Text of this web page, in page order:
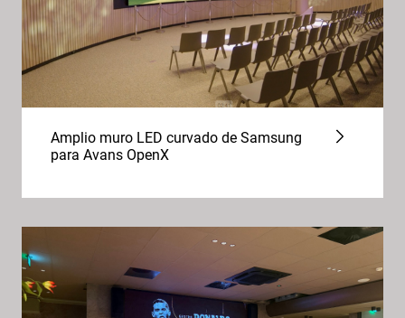
Amplio muro LED curvado de Samsung
para Avans OpenX